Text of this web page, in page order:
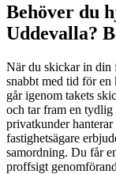
Behöver du
Uddevalla?
När du skickar in din
snabbt med tid för
går igenom takets
och tar fram en
privatkunder
fastighetsägare
samordning. Du får
proffsigt